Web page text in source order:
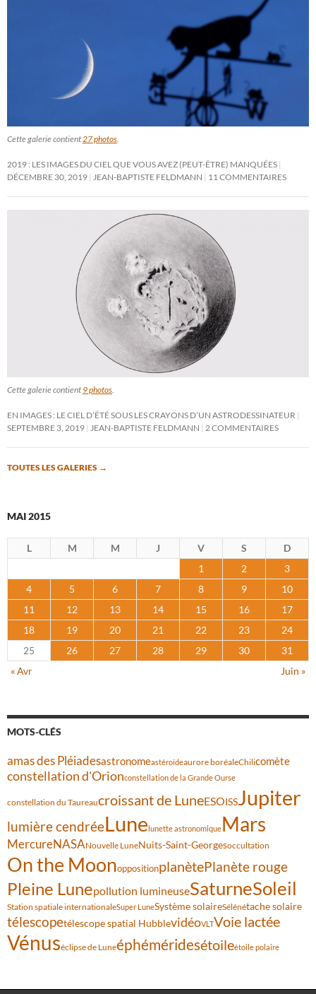
Cette galerie contient27 photos.
2019 : LES IMAGES DU CIEL QUE VOUS AVEZ (PEUT-ÊTRE) MANQUÉES
DÉCEMBRE 30, 2019 JEAN-BAPTISTE FELDMANN 11 COMMENTAIRES
Cette galerie contient 9 photos.
EN IMAGES : LE CIEL D’ÉTÉ SOUS LES CRAYONS D’UN ASTRODESSINATEUR
SEPTEMBRE 3, 2019 JEAN-BAPTISTE FELDMANN 2 COMMENTAIRES
TOUTES LES GALERIES →
MAI 2015
L M M J V S
D
1
2
3
4
5 6 7 8 9
10
11
12 13 14 15 16
17
18
19 20 21 22 23
24
25
26 27 28 29 30
31
« Avr
Juin »
MOTS-CLÉS
amas des Pléiadesastronomeastéroïdeaurore boréaleChilicomète
constellation d'Orionconstellation de la Grande Ourse
constellation du Taureaucroissant de LuneESOISSJupiter
lumière cendréeLune lunette astronomiqueMars
MercureNASANouvelle LuneNuits-Saint-Georgesoccultation
On the MoonoppositionplanètePlanète rouge
Pleine Lunepollution lumineuseSaturneSoleil
Station spatiale internationaleSuper LuneSystème solaireSélénétache solaire
télescopetélescope spatial HubblevidéoVLTVoie lactée
Vénuséclipse de Luneéphéméridesétoileétoile polaire